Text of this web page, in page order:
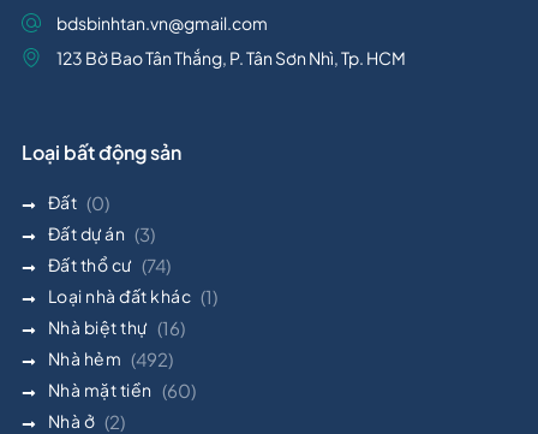
bdsbinhtan.vn@gmail.com
123 Bờ Bao Tân Thắng, P. Tân Sơn Nhì, Tp. HCM
Loại bất động sản
Đất (0)
Đất dự án (3)
Đất thổ cư (74)
Loại nhà đất khác (1)
Nhà biệt thự (16)
Nhà hẻm (492)
Nhà mặt tiền (60)
Nhà ở (2)